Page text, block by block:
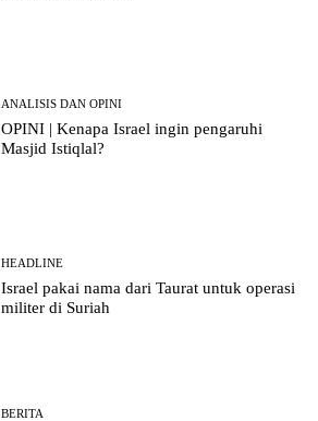
ANALISIS DAN OPINI
OPINI | Kenapa Israel ingin pengaruhi
Masjid Istiqlal?
HEADLINE
Israel pakai nama dari Taurat untuk operasi
militer di Suriah
BERITA